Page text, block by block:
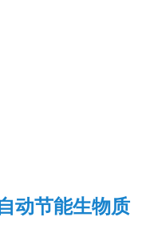
动节能生物质